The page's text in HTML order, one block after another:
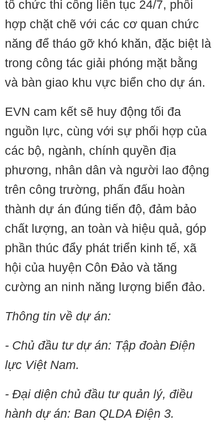
tổ chức thi công liên tục 24/7, phối
hợp chặt chẽ với các cơ quan chức
năng để tháo gỡ khó khăn, đặc biệt là
trong công tác giải phóng mặt bằng
và bàn giao khu vực biển cho dự án.
EVN cam kết sẽ huy động tối đa
nguồn lực, cùng với sự phối hợp của
các bộ, ngành, chính quyền địa
phương, nhân dân và người lao động
trên công trường, phấn đấu hoàn
thành dự án đúng tiến độ, đảm bảo
chất lượng, an toàn và hiệu quả, góp
phần thúc đẩy phát triển kinh tế, xã
hội của huyện Côn Đảo và tăng
cường an ninh năng lượng biển đảo.
Thông tin về dự án:
- Chủ đầu tư dự án: Tập đoàn Điện
lực Việt Nam.
- Đại diện chủ đầu tư quản lý, điều
hành dự án: Ban QLDA Điện 3.